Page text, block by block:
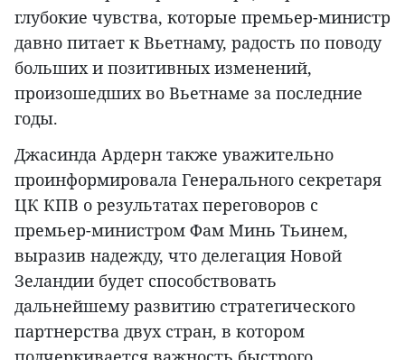
глубокие чувства, которые премьер-министр
давно питает к Вьетнаму, радость по поводу
больших и позитивных изменений,
произошедших во Вьетнаме за последние
годы.
Джасинда Ардерн также уважительно
проинформировала Генерального секретаря
ЦК КПВ о результатах переговоров с
премьер-министром Фам Минь Тьинем,
выразив надежду, что делегация Новой
Зеландии будет способствовать
дальнейшему развитию стратегического
партнерства двух стран, в котором